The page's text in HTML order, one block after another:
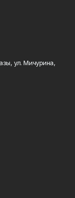
ул. Мичурина,